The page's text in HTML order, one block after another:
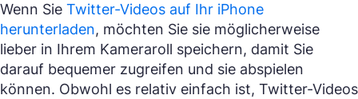
Wenn Sie Twitter-Videos auf Ihr iPhone
herunterladen, möchten Sie sie möglicherweise
lieber in Ihrem Kameraroll speichern, damit Sie
darauf bequemer zugreifen und sie abspielen
können. Obwohl es relativ einfach ist, Twitter-Videos